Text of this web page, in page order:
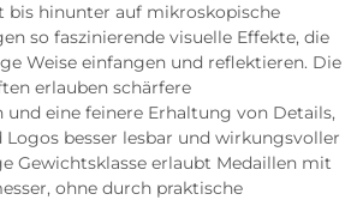
bis hinunter auf mikroskopische
so faszinierende visuelle Effekte, die
Weise einfangen und reflektieren. Die
erlauben schärfere
eine feinere Erhaltung von Details,
Logos besser lesbar und wirkungsvoller
Gewichtsklasse erlaubt Medaillen mit
ohne durch praktische